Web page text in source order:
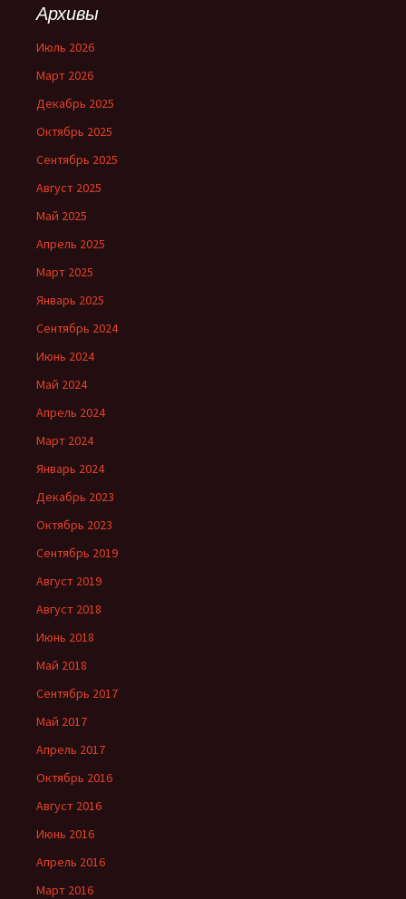
Архивы
Июль 2026
Март 2026
Декабрь 2025
Октябрь 2025
Сентябрь 2025
Август 2025
Май 2025
Апрель 2025
Март 2025
Январь 2025
Сентябрь 2024
Июнь 2024
Май 2024
Апрель 2024
Март 2024
Январь 2024
Декабрь 2023
Октябрь 2023
Сентябрь 2019
Август 2019
Август 2018
Июнь 2018
Май 2018
Сентябрь 2017
Май 2017
Апрель 2017
Октябрь 2016
Август 2016
Июнь 2016
Апрель 2016
Март 2016